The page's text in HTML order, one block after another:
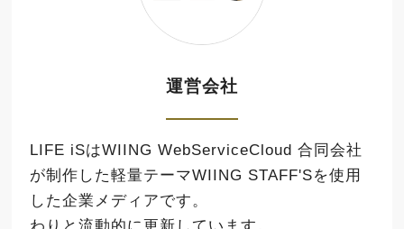
運営会社
LIFE iSはWIING WebServiceCloud 合同会社
が制作した軽量テーマWIING STAFF'Sを使用
した企業メディアです。